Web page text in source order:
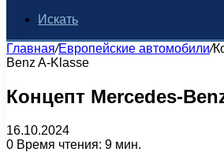
Искать
Главная/Европейские автомобили/
Benz A-Klasse
Концепт Mercedes-
16.10.2024
0 Время чтения: 9 мин.